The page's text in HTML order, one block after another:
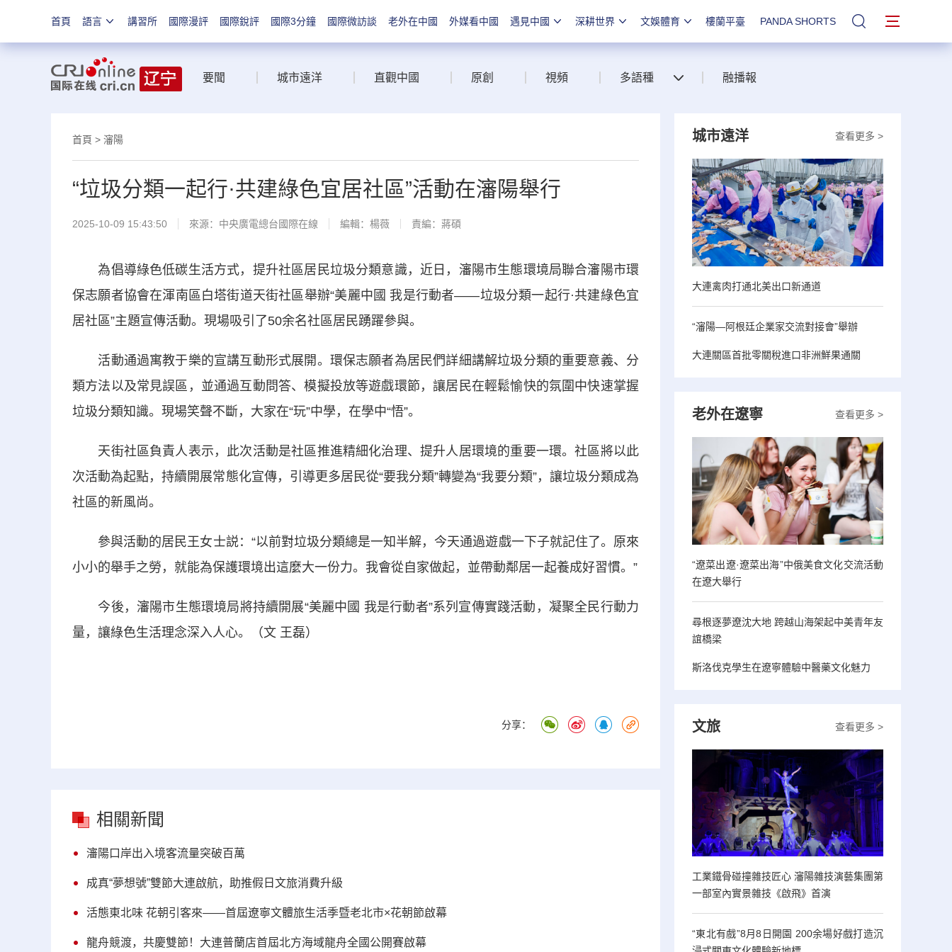
首頁 語言 講習所 國際漫評 國際銳評 國際3分鐘 國際微訪談 老外在中國 外媒看中國 遇見中國 深耕世界 文娛體育 樓蘭平臺 PANDA SHORTS 站內搜索
要聞 城市遠洋 直觀中國 原創 視頻 多語種 融播報
首頁 > 瀋陽
“垃圾分類一起行·共建綠色宜居社區”活動在瀋陽舉行
2025-10-09 15:43:50 來源：中央廣電總台國際在線 編輯：楊薇 責編：蔣碩
為倡導綠色低碳生活方式，提升社區居民垃圾分類意識，近日，瀋陽市生態環境局聯合瀋陽市環
保志願者協會在渾南區白塔街道天街社區舉辦“美麗中國 我是行動者——垃圾分類一起行·共建綠色宜
居社區”主題宣傳活動。現場吸引了50余名社區居民踴躍參與。
活動通過寓教于樂的宣講互動形式展開。環保志願者為居民們詳細講解垃圾分類的重要意義、分
類方法以及常見誤區，並通過互動問答、模擬投放等遊戲環節，讓居民在輕鬆愉快的氛圍中快速掌握
垃圾分類知識。現場笑聲不斷，大家在“玩”中學，在學中“悟”。
天街社區負責人表示，此次活動是社區推進精細化治理、提升人居環境的重要一環。社區將以此
次活動為起點，持續開展常態化宣傳，引導更多居民從“要我分類”轉變為“我要分類”，讓垃圾分類成為
社區的新風尚。
參與活動的居民王女士説：“以前對垃圾分類總是一知半解，今天通過遊戲一下子就記住了。原來
小小的舉手之勞，就能為保護環境出這麼大一份力。我會從自家做起，並帶動鄰居一起養成好習慣。”
今後，瀋陽市生態環境局將持續開展“美麗中國 我是行動者”系列宣傳實踐活動，凝聚全民行動力
量，讓綠色生活理念深入人心。（文 王磊）
分享：
相關新聞
瀋陽口岸出入境客流量突破百萬
成真“夢想號”雙節大連啟航，助推假日文旅消費升級
活態東北味 花朝引客來——首屆遼寧文體旅生活季暨老北市×花朝節啟幕​
龍舟競渡，共慶雙節！大連普蘭店首屆北方海域龍舟全國公開賽啟幕
查看更多 >
城市遠洋
大連禽肉打通北美出口新通道
“瀋陽—阿根廷企業家交流對接會”舉辦
大連關區首批零關稅進口非洲鮮果通關
查看更多 >
老外在遼寧
“遼菜出遼·遼菜出海”中俄美食文化交流活動
在遼大舉行
尋根逐夢遼沈大地 跨越山海架起中美青年友
誼橋梁
斯洛伐克學生在遼寧體驗中醫藥文化魅力
查看更多 >
文旅
工業鐵骨碰撞雜技匠心 瀋陽雜技演藝集團第
一部室內實景雜技《啟飛》首演
“東北有戲”8月8日開園 200余場好戲打造沉